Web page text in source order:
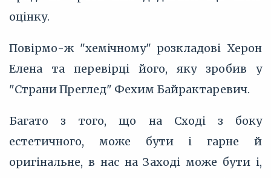
оцінку.
Повірмо-ж "хемічному" розкладові Херон
Елена та перевірці його, яку зробив у
"Страни Преглед" Фехим Байрактаревич.
Багато з того, що на Сході з боку
естетичного, може бути і гарне й
оригінальне, в нас на Заході може бути і,